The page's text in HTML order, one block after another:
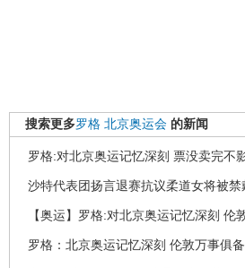
搜索更多罗格 北京奥运会 的新闻
罗格:对北京奥运记忆深刻 票没卖完不
沙特代表团扬言退赛抗议柔道女将被禁
【奥运】罗格:对北京奥运记忆深刻 伦
罗格：北京奥运记忆深刻 伦敦万事俱